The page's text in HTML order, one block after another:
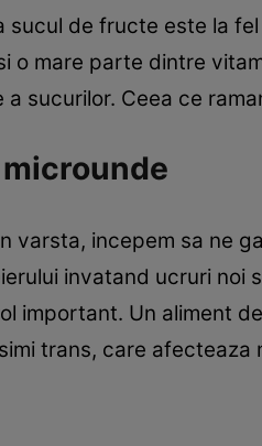
sucul de fructe este la
o mare parte dintre
a sucurilor. Ceea ce
varsta, incepem sa ne
invatand ucruri noi
important. Un aliment
trans, care